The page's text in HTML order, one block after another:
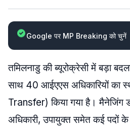
Google पर MP Breaking को चुनें
तमिलनाडु की ब्यूरोक्रेसी में बड़ा
साथ 40 आईएएस अधिकारियों का
Transfer) किया गया है। मैनेजिंग
अधिकारी, उपायुक्त समेत कई पदों